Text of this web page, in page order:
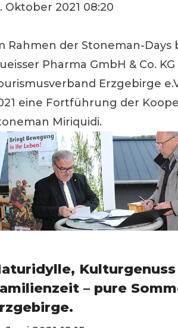
Oktober 2021 08:20
Rahmen der Stoneman-Days
Pharma GmbH & Co.
Erzgebirge
eine Fortführung der
Miriquidi.
Kulturgenuss
– pure